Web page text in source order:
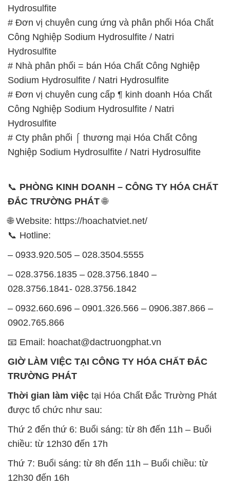
Hydrosulfite
# Đơn vị chuyên cung ứng và phân phối Hóa Chất
Công Nghiệp Sodium Hydrosulfite / Natri
Hydrosulfite
# Nhà phân phối = bán Hóa Chất Công Nghiệp
Sodium Hydrosulfite / Natri Hydrosulfite
# Đơn vị chuyên cung cấp ¶ kinh doanh Hóa Chất
Công Nghiệp Sodium Hydrosulfite / Natri
Hydrosulfite
# Cty phân phối ⌠ thương mại Hóa Chất Công
Nghiệp Sodium Hydrosulfite / Natri Hydrosulfite
📞 PHÒNG KINH DOANH – CÔNG TY HÓA CHẤT
ĐẮC TRƯỜNG PHÁT🌐
🌐 Website: https://hoachatviet.net/
📞 Hotline:
– 0933.920.505 – 028.3504.5555
– 028.3756.1835 – 028.3756.1840 –
028.3756.1841- 028.3756.1842
– 0932.660.696 – 0901.326.566 – 0906.387.866 –
0902.765.866
📧 Email: hoachat@dactruongphat.vn
GIỜ LÀM VIỆC TẠI CÔNG TY HÓA CHẤT ĐẮC
TRƯỜNG PHÁT
Thời gian làm việc tại Hóa Chất Đắc Trường Phát
được tổ chức như sau:
Thứ 2 đến thứ 6: Buổi sáng: từ 8h đến 11h – Buổi
chiều: từ 12h30 đến 17h
Thứ 7: Buổi sáng: từ 8h đến 11h – Buổi chiều: từ
12h30 đến 16h